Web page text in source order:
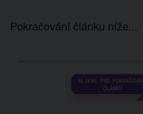
Pokračování článku níže...